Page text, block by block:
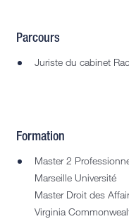
Parcours
Juriste du cabinet
Formation
Master 2
Marseille Université
Master Droit des
Virginia